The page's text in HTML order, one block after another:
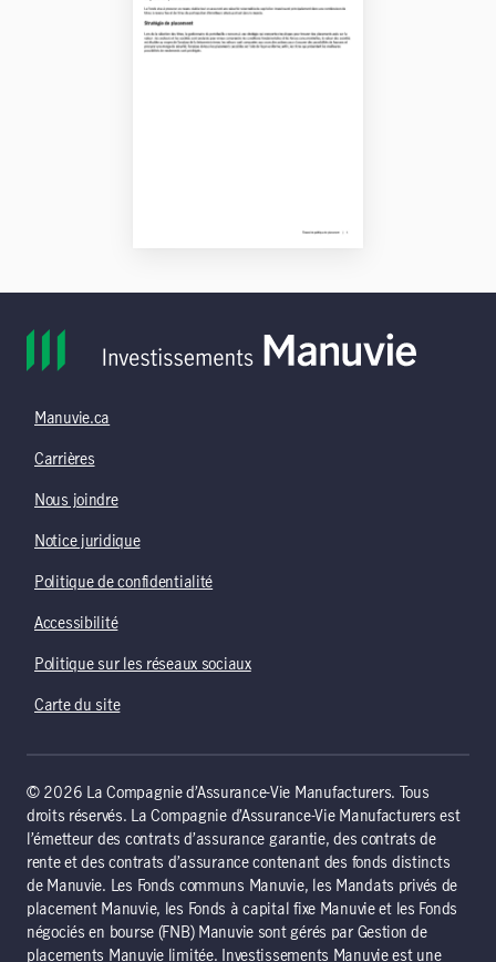
Manuvie.ca
Carrières
Nous joindre
Notice juridique
Politique de confidentialité
Accessibilité
Politique sur les réseaux sociaux
Carte du site
© 2026 La Compagnie d’Assurance-Vie Manufacturers. Tous
droits réservés. La Compagnie d’Assurance-Vie Manufacturers est
l’émetteur des contrats d’assurance garantie, des contrats de
rente et des contrats d’assurance contenant des fonds distincts
de Manuvie. Les Fonds communs Manuvie, les Mandats privés de
placement Manuvie, les Fonds à capital fixe Manuvie et les Fonds
négociés en bourse (FNB) Manuvie sont gérés par Gestion de
placements Manuvie limitée. Investissements Manuvie est une